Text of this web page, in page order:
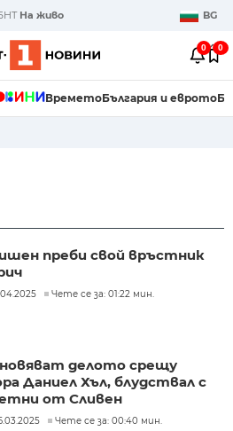
На живо BG
0 0
ВреметоБългария и еврото
преби свой връстник
Чете се за: 01:22 мин.
делото срещу
Даниел Хъл, блудствал с
от Сливен
Чете се за: 00:40 мин.